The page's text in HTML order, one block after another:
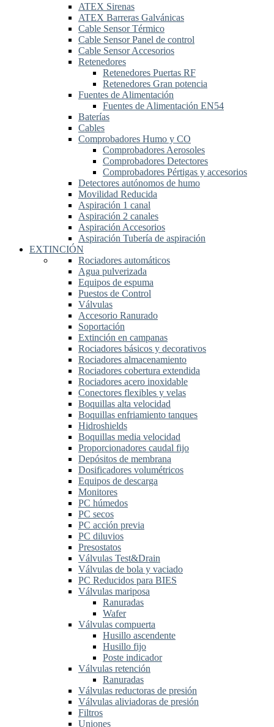
ATEX Sirenas
ATEX Barreras Galvánicas
Cable Sensor Térmico
Cable Sensor Panel de control
Cable Sensor Accesorios
Retenedores
Retenedores Puertas RF
Retenedores Gran potencia
Fuentes de Alimentación
Fuentes de Alimentación EN54
Baterías
Cables
Comprobadores Humo y CO
Comprobadores Aerosoles
Comprobadores Detectores
Comprobadores Pértigas y accesorios
Detectores autónomos de humo
Movilidad Reducida
Aspiración 1 canal
Aspiración 2 canales
Aspiración Accesorios
Aspiración Tubería de aspiración
EXTINCIÓN
Rociadores automáticos
Agua pulverizada
Equipos de espuma
Puestos de Control
Válvulas
Accesorio Ranurado
Soportación
Extinción en campanas
Rociadores básicos y decorativos
Rociadores almacenamiento
Rociadores cobertura extendida
Rociadores acero inoxidable
Conectores flexibles y velas
Boquillas alta velocidad
Boquillas enfriamiento tanques
Hidroshields
Boquillas media velocidad
Proporcionadores caudal fijo
Depósitos de membrana
Dosificadores volumétricos
Equipos de descarga
Monitores
PC húmedos
PC secos
PC acción previa
PC diluvios
Presostatos
Válvulas Test&Drain
Válvulas de bola y vaciado
PC Reducidos para BIES
Válvulas mariposa
Ranuradas
Wafer
Válvulas compuerta
Husillo ascendente
Husillo fijo
Poste indicador
Válvulas retención
Ranuradas
Válvulas reductoras de presión
Válvulas aliviadoras de presión
Filtros
Uniones